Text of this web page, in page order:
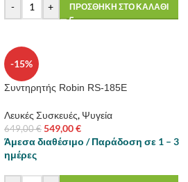
- + ΠΡΟΣΘΗΚΗ ΣΤΟ ΚΑΛΑΘΙ
-15%
Συντηρητής Robin RS-185E
Λευκές Συσκευές, Ψυγεία
649,00€ 549,00€
Άμεσα διαθέσιμο / Παράδοση σε 1 – 3
ημέρες